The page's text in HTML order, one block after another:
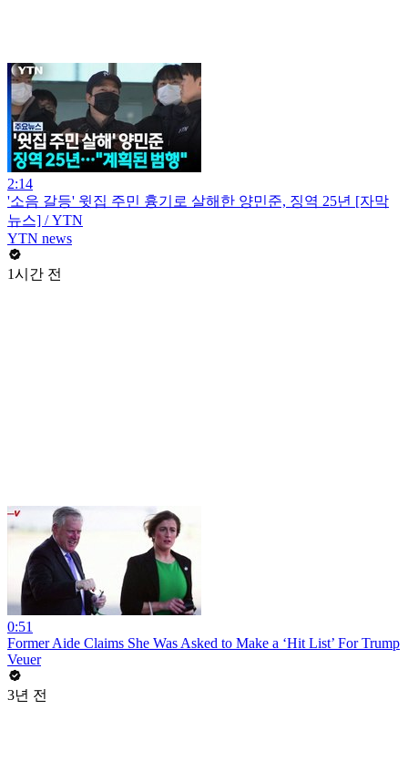
2:14
'소음 갈등' 윗집 주민 흉기로 살해한 양민준, 징역 25년 [자막
뉴스] / YTN
YTN news
1시간 전
0:51
Former Aide Claims She Was Asked to Make a ‘Hit List’ For Trump
Veuer
3년 전